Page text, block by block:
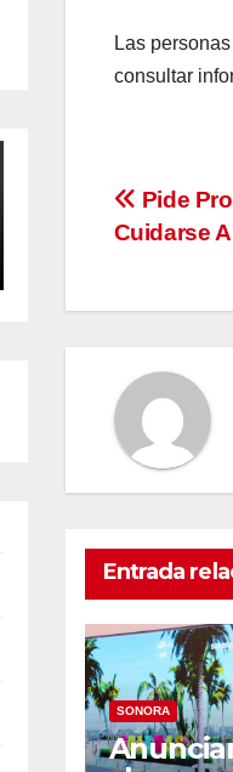
Las
consultar
Pide
Cuidarse
Entrada
SONORA